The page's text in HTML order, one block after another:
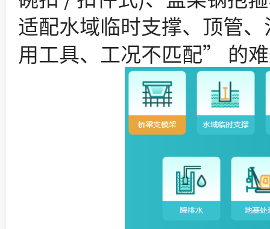
适配水域临时支撑、顶管
用工具、工况不匹配” 的